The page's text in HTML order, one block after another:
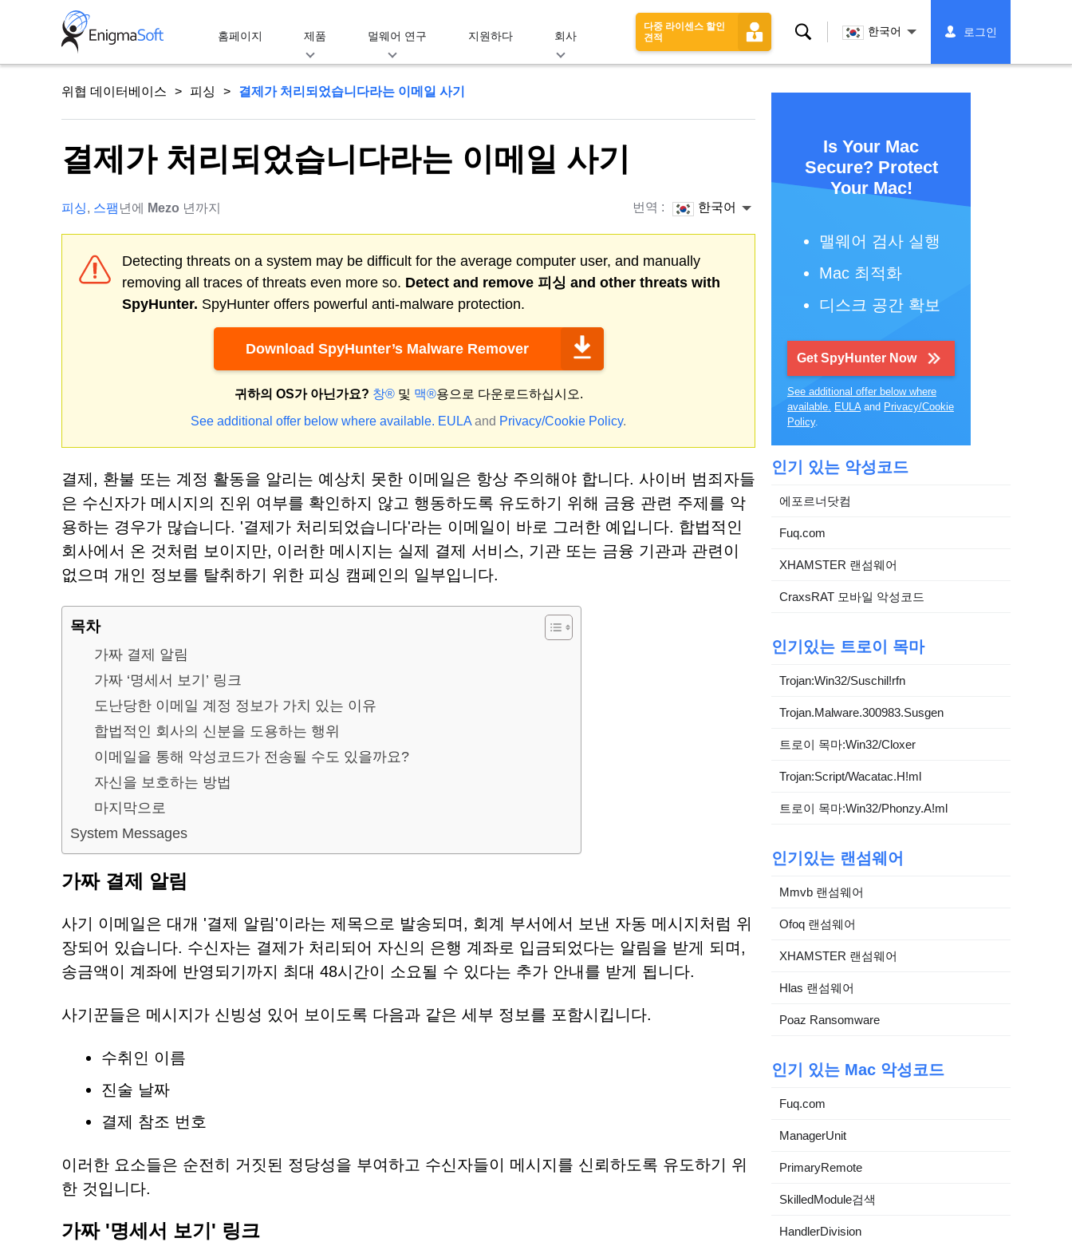
홈페이지 제품 멀웨어 연구 지원하다 회사
다중 라이센스 할인
견적
찾
한국어 로그인
위협 데이터베이스 피싱 결제가 처리되었습니다라는 이메일 사기
결제가 처리되었습니다라는 이메일 사기
피싱, 스팸 년에 Mezo 년까지 번역 : 한국어
Detecting threats on a system may be difficult for the average computer user, and manually
removing all traces of threats even more so. Detect and remove 피싱 and other threats with
SpyHunter. SpyHunter offers powerful anti-malware protection.
Download SpyHunter’s Malware Remover
귀하의 OS가 아닌가요? 창®및 맥®용으로 다운로드하십시오.
See additional offer below where available. EULA and Privacy/Cookie Policy.
결제, 환불 또는 계정 활동을 알리는 예상치 못한 이메일은 항상 주의해야 합니다. 사이버 범죄자들
은 수신자가 메시지의 진위 여부를 확인하지 않고 행동하도록 유도하기 위해 금융 관련 주제를 악
용하는 경우가 많습니다. '결제가 처리되었습니다'라는 이메일이 바로 그러한 예입니다. 합법적인
회사에서 온 것처럼 보이지만, 이러한 메시지는 실제 결제 서비스, 기관 또는 금융 기관과 관련이
없으며 개인 정보를 탈취하기 위한 피싱 캠페인의 일부입니다.
목차
가짜 결제 알림
가짜 ‘명세서 보기’ 링크
도난당한 이메일 계정 정보가 가치 있는 이유
합법적인 회사의 신분을 도용하는 행위
이메일을 통해 악성코드가 전송될 수도 있을까요?
자신을 보호하는 방법
마지막으로
System Messages
가짜 결제 알림
사기 이메일은 대개 '결제 알림'이라는 제목으로 발송되며, 회계 부서에서 보낸 자동 메시지처럼 위
장되어 있습니다. 수신자는 결제가 처리되어 자신의 은행 계좌로 입금되었다는 알림을 받게 되며,
송금액이 계좌에 반영되기까지 최대 48시간이 소요될 수 있다는 추가 안내를 받게 됩니다.
사기꾼들은 메시지가 신빙성 있어 보이도록 다음과 같은 세부 정보를 포함시킵니다.
수취인 이름
진술 날짜
결제 참조 번호
이러한 요소들은 순전히 거짓된 정당성을 부여하고 수신자들이 메시지를 신뢰하도록 유도하기 위
한 것입니다.
가짜 '명세서 보기' 링크
Is Your Mac
Secure? Protect
Your Mac!
맬웨어 검사 실행
Mac 최적화
디스크 공간 확보
Get SpyHunter Now
See additional offer below where
available. EULAand Privacy/Cookie
Policy.
인기 있는 악성코드
에포르너닷컴
Fuq.com
XHAMSTER 랜섬웨어
CraxsRAT 모바일 악성코드
인기있는 트로이 목마
Trojan:Win32/Suschil!rfn
Trojan.Malware.300983.Susgen
트로이 목마:Win32/Cloxer
Trojan:Script/Wacatac.H!ml
트로이 목마:Win32/Phonzy.A!ml
인기있는 랜섬웨어
Mmvb 랜섬웨어
Ofoq 랜섬웨어
XHAMSTER 랜섬웨어
Hlas 랜섬웨어
Poaz Ransomware
인기 있는 Mac 악성코드
Fuq.com
ManagerUnit
PrimaryRemote
SkilledModule검색
HandlerDivision